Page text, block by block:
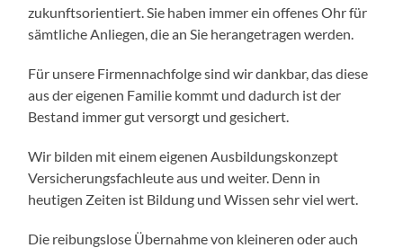
zukunftsorientiert. Sie haben immer ein offenes Ohr für
sämtliche Anliegen, die an Sie herangetragen werden.
Für unsere Firmennachfolge sind wir dankbar, das diese
aus der eigenen Familie kommt und dadurch ist der
Bestand immer gut versorgt und gesichert.
Wir bilden mit einem eigenen Ausbildungskonzept
Versicherungsfachleute aus und weiter. Denn in
heutigen Zeiten ist Bildung und Wissen sehr viel wert.
Die reibungslose Übernahme von kleineren oder auch